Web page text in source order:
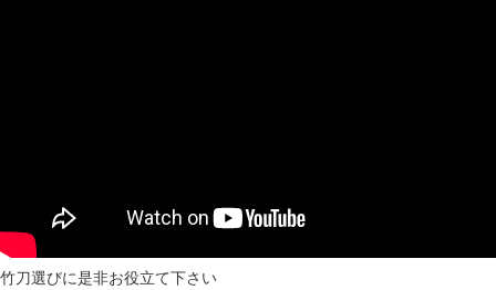
竹刀選びに是非お役立て下さい